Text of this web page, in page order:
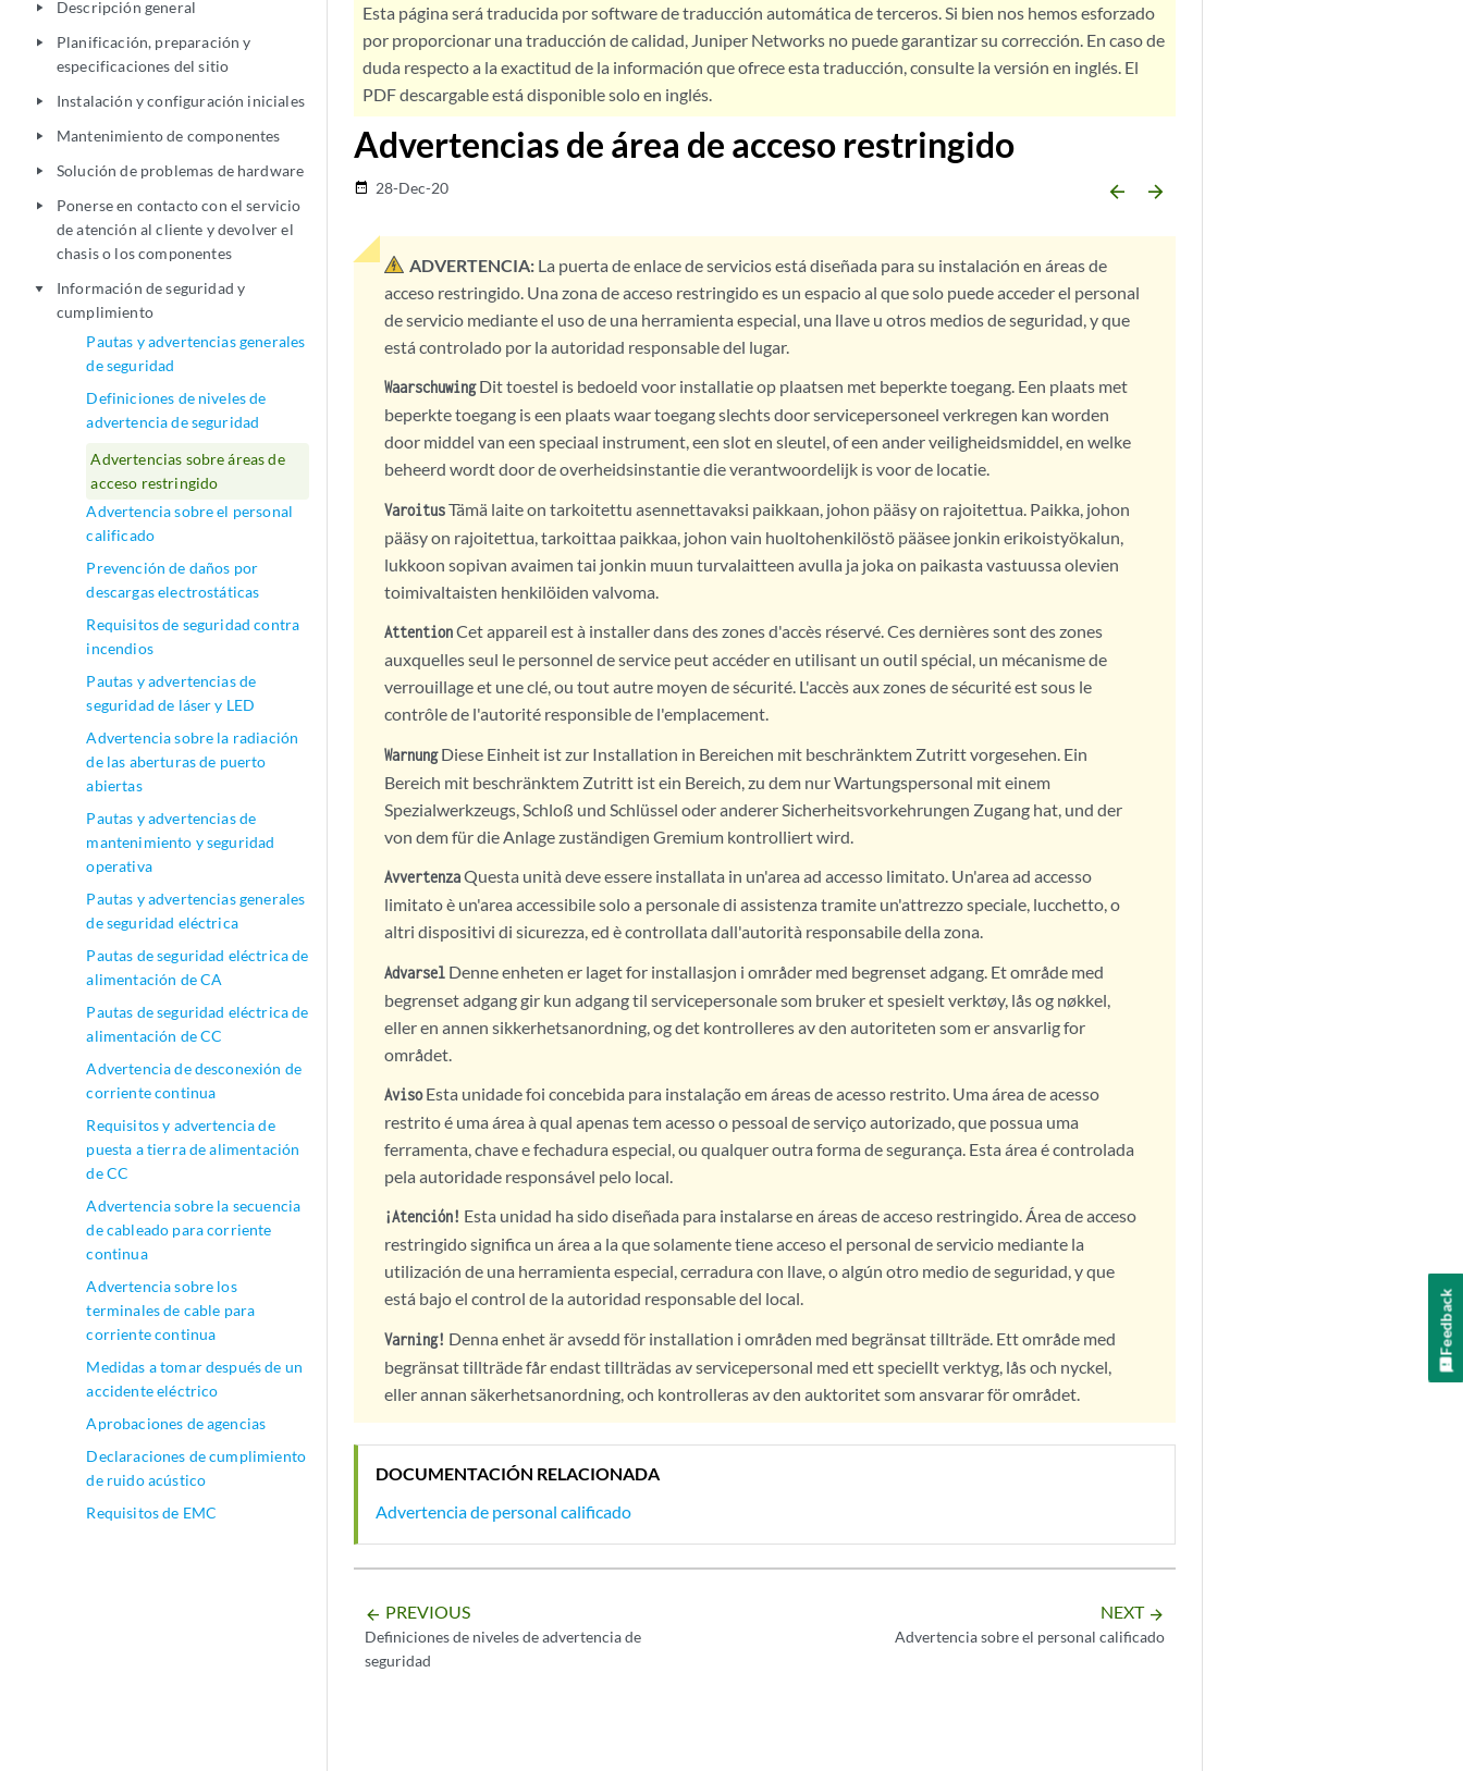
play_arrow Descripción general
play_arrow
Planificación, preparación y
especificaciones del sitio
play_arrow Instalación y configuración iniciales
play_arrow Mantenimiento de componentes
play_arrow Solución de problemas de hardware
play_arrow
Ponerse en contacto con el servicio
de atención al cliente y devolver el
chasis o los componentes
play_arrow
Información de seguridad y
cumplimiento
Pautas y advertencias generales
de seguridad
Definiciones de niveles de
advertencia de seguridad
Advertencias sobre áreas de
acceso restringido
Advertencia sobre el personal
calificado
Prevención de daños por
descargas electrostáticas
Requisitos de seguridad contra
incendios
Pautas y advertencias de
seguridad de láser y LED
Advertencia sobre la radiación
de las aberturas de puerto
abiertas
Pautas y advertencias de
mantenimiento y seguridad
operativa
Pautas y advertencias generales
de seguridad eléctrica
Pautas de seguridad eléctrica de
alimentación de CA
Pautas de seguridad eléctrica de
alimentación de CC
Advertencia de desconexión de
corriente continua
Requisitos y advertencia de
puesta a tierra de alimentación
de CC
Advertencia sobre la secuencia
de cableado para corriente
continua
Advertencia sobre los
terminales de cable para
corriente continua
Medidas a tomar después de un
accidente eléctrico
Aprobaciones de agencias
Declaraciones de cumplimiento
de ruido acústico
Requisitos de EMC
Esta página será traducida por software de traducción automática de terceros. Si bien nos hemos esforzado
por proporcionar una traducción de calidad, Juniper Networks no puede garantizar su corrección. En caso de
duda respecto a la exactitud de la información que ofrece esta traducción, consulte la versión en inglés. El
PDF descargable está disponible solo en inglés.
Advertencias de área de acceso restringido
date_range 28-Dec-20 arrow_backward arrow_forward
ADVERTENCIA: La puerta de enlace de servicios está diseñada para su instalación en áreas de
acceso restringido. Una zona de acceso restringido es un espacio al que solo puede acceder el personal
de servicio mediante el uso de una herramienta especial, una llave u otros medios de seguridad, y que
está controlado por la autoridad responsable del lugar.
WaarschuwingDit toestel is bedoeld voor installatie op plaatsen met beperkte toegang. Een plaats met
beperkte toegang is een plaats waar toegang slechts door servicepersoneel verkregen kan worden
door middel van een speciaal instrument, een slot en sleutel, of een ander veiligheidsmiddel, en welke
beheerd wordt door de overheidsinstantie die verantwoordelijk is voor de locatie.
VaroitusTämä laite on tarkoitettu asennettavaksi paikkaan, johon pääsy on rajoitettua. Paikka, johon
pääsy on rajoitettua, tarkoittaa paikkaa, johon vain huoltohenkilöstö pääsee jonkin erikoistyökalun,
lukkoon sopivan avaimen tai jonkin muun turvalaitteen avulla ja joka on paikasta vastuussa olevien
toimivaltaisten henkilöiden valvoma.
AttentionCet appareil est à installer dans des zones d'accès réservé. Ces dernières sont des zones
auxquelles seul le personnel de service peut accéder en utilisant un outil spécial, un mécanisme de
verrouillage et une clé, ou tout autre moyen de sécurité. L'accès aux zones de sécurité est sous le
contrôle de l'autorité responsible de l'emplacement.
WarnungDiese Einheit ist zur Installation in Bereichen mit beschränktem Zutritt vorgesehen. Ein
Bereich mit beschränktem Zutritt ist ein Bereich, zu dem nur Wartungspersonal mit einem
Spezialwerkzeugs, Schloß und Schlüssel oder anderer Sicherheitsvorkehrungen Zugang hat, und der
von dem für die Anlage zuständigen Gremium kontrolliert wird.
AvvertenzaQuesta unità deve essere installata in un'area ad accesso limitato. Un'area ad accesso
limitato è un'area accessibile solo a personale di assistenza tramite un'attrezzo speciale, lucchetto, o
altri dispositivi di sicurezza, ed è controllata dall'autorità responsabile della zona.
Advarsel Denne enheten er laget for installasjon i områder med begrenset adgang. Et område med
begrenset adgang gir kun adgang til servicepersonale som bruker et spesielt verktøy, lås og nøkkel,
eller en annen sikkerhetsanordning, og det kontrolleres av den autoriteten som er ansvarlig for
området.
AvisoEsta unidade foi concebida para instalação em áreas de acesso restrito. Uma área de acesso
restrito é uma área à qual apenas tem acesso o pessoal de serviço autorizado, que possua uma
ferramenta, chave e fechadura especial, ou qualquer outra forma de segurança. Esta área é controlada
pela autoridade responsável pelo local.
¡Atención! Esta unidad ha sido diseñada para instalarse en áreas de acceso restringido. Área de acceso
restringido significa un área a la que solamente tiene acceso el personal de servicio mediante la
utilización de una herramienta especial, cerradura con llave, o algún otro medio de seguridad, y que
está bajo el control de la autoridad responsable del local.
Varning! Denna enhet är avsedd för installation i områden med begränsat tillträde. Ett område med
begränsat tillträde får endast tillträdas av servicepersonal med ett speciellt verktyg, lås och nyckel,
eller annan säkerhetsanordning, och kontrolleras av den auktoritet som ansvarar för området.
DOCUMENTACIÓN RELACIONADA
Advertencia de personal calificado
arrow_backward PREVIOUS
Definiciones de niveles de advertencia de
seguridad
NEXT arrow_forward
Advertencia sobre el personal calificado
Feedback